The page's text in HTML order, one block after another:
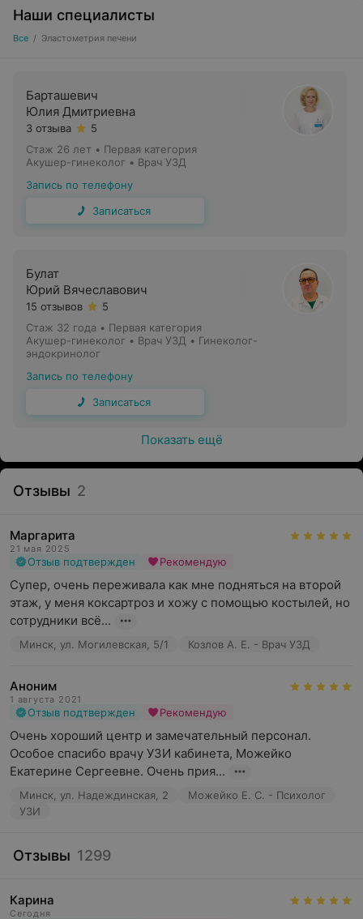
Наши специалисты
Все / Эластометрия печени
Барташевич
Юлия Дмитриевна
3 отзыва
5
Стаж 26 лет • Первая категория
Акушер-гинеколог • Врач УЗД
Запись по телефону
Записаться
Булат
Юрий Вячеславович
15 отзывов
5
Стаж 32 года • Первая категория
Акушер-гинеколог • Врач УЗД • Гинеколог-
эндокринолог
Запись по телефону
Записаться
Показать ещё
Отзывы 2
Маргарита
21 мая 2025
Отзыв подтвержден Рекомендую
Супер, очень переживала как мне подняться на второй
этаж, у меня коксартроз и хожу с помощью костылей, но
сотрудники всё...
Минск, ул. Могилевская, 5/1 Козлов А. Е. - Врач УЗД
Аноним
1 августа 2021
Отзыв подтвержден Рекомендую
Очень хороший центр и замечательный персонал.
Особое спасибо врачу УЗИ кабинета, Можейко
Екатерине Сергеевне. Очень прия...
Минск, ул. Надеждинская, 2
Можейко Е. С. - Психолог
УЗИ
Отзывы 1299
Карина
Сегодня